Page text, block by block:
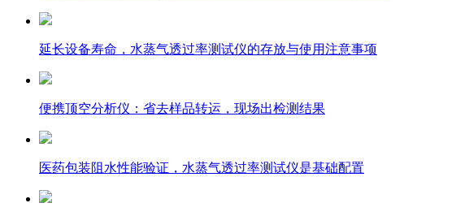
延长设备寿命，水蒸气透过率测试仪的存放与使用注意事项
便携顶空分析仪：省去样品转运，现场出检测结果
医药包装阻水性能验证，水蒸气透过率测试仪是基础配置